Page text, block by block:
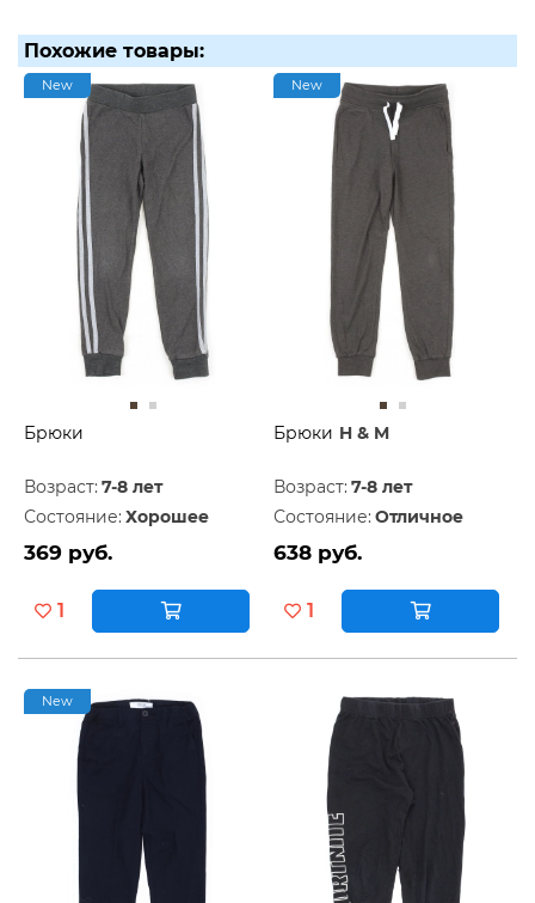
Похожие товары:
New
Брюки
Возраст: 7-8 лет
Состояние: Хорошее
369 руб.
1
New
Брюки H & M
Возраст: 7-8 лет
Состояние: Отличное
638 руб.
1
New